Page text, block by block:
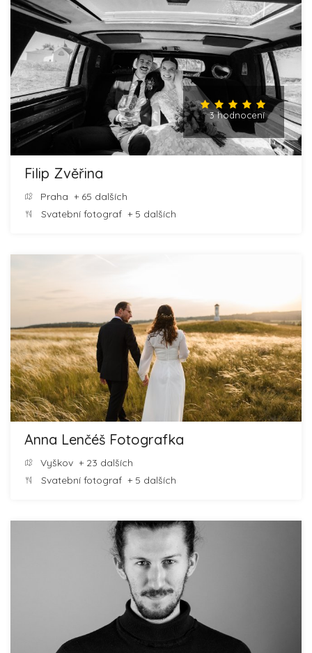
3 hodnocení
Filip Zvěřina
Praha + 65 dalších
Svatební fotograf + 5 dalších
Anna Lenčéš Fotografka
Vyškov + 23 dalších
Svatební fotograf + 5 dalších